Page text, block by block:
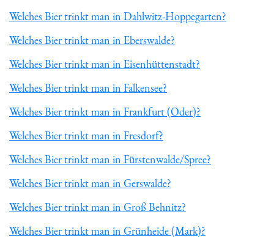
Welches Bier trinkt man in Dahlwitz-Hoppegarten?
Welches Bier trinkt man in Eberswalde?
Welches Bier trinkt man in Eisenhüttenstadt?
Welches Bier trinkt man in Falkensee?
Welches Bier trinkt man in Frankfurt (Oder)?
Welches Bier trinkt man in Fresdorf?
Welches Bier trinkt man in Fürstenwalde/Spree?
Welches Bier trinkt man in Gerswalde?
Welches Bier trinkt man in Groß Behnitz?
Welches Bier trinkt man in Grünheide (Mark)?